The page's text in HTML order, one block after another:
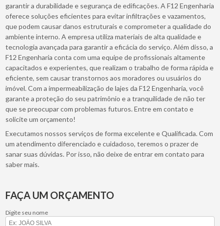
garantir a durabilidade e segurança de edificações. A F12 Engenharia
oferece soluções eficientes para evitar infiltrações e vazamentos,
que podem causar danos estruturais e comprometer a qualidade do
ambiente interno. A empresa utiliza materiais de alta qualidade e
tecnologia avançada para garantir a eficácia do serviço. Além disso, a
F12 Engenharia conta com uma equipe de profissionais altamente
capacitados e experientes, que realizam o trabalho de forma rápida e
eficiente, sem causar transtornos aos moradores ou usuários do
imóvel. Com a impermeabilização de lajes da F12 Engenharia, você
garante a proteção do seu patrimônio e a tranquilidade de não ter
que se preocupar com problemas futuros. Entre em contato e
solicite um orçamento!
Executamos nossos serviços de forma excelente e Qualificada. Com
um atendimento diferenciado e cuidadoso, teremos o prazer de
sanar suas dúvidas. Por isso, não deixe de entrar em contato para
saber mais.
FAÇA UM ORÇAMENTO
Digite seu nome